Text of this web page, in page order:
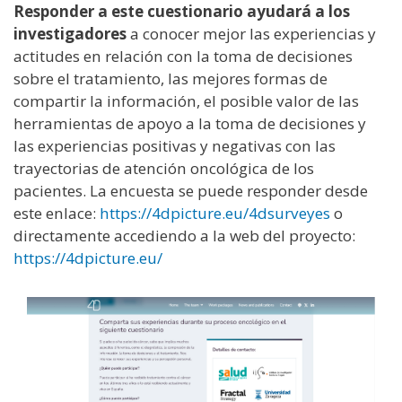
Responder a este cuestionario ayudará a los
investigadoresa conocer mejor las experiencias y
actitudes en relación con la toma de decisiones
sobre el tratamiento, las mejores formas de
compartir la información, el posible valor de las
herramientas de apoyo a la toma de decisiones y
las experiencias positivas y negativas con las
trayectorias de atención oncológica de los
pacientes. La encuesta se puede responder desde
este enlace: https://4dpicture.eu/4dsurveyes o
directamente accediendo a la web del proyecto:
https://4dpicture.eu/